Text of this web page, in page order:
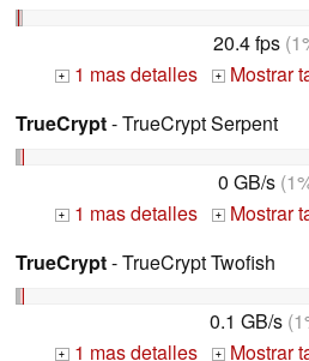
20.4 fps
+ 1 mas detalles +
Mostrar
TrueCrypt- TrueCrypt Serpent
0 GB/s
+ 1 mas detalles +
Mostrar
TrueCrypt- TrueCrypt Twofish
0.1 GB/s
+ 1 mas detalles + Mostrar